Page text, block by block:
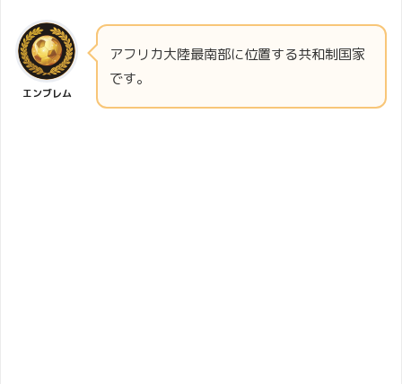
エンブレム
アフリカ大陸最南部に位置する共和制国家
です。